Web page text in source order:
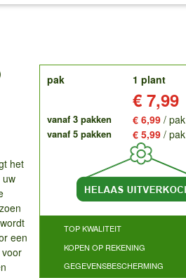
↓ ↓
het
uw
een
order
pak
1 plant
€ 7,99
vanaf 3 pakken € 6,99 / pak
vanaf 5 pakken € 5,99 / pak
TOP KWALITEIT
KOPEN OP REKENING
GEGEVENSBESCHERMING